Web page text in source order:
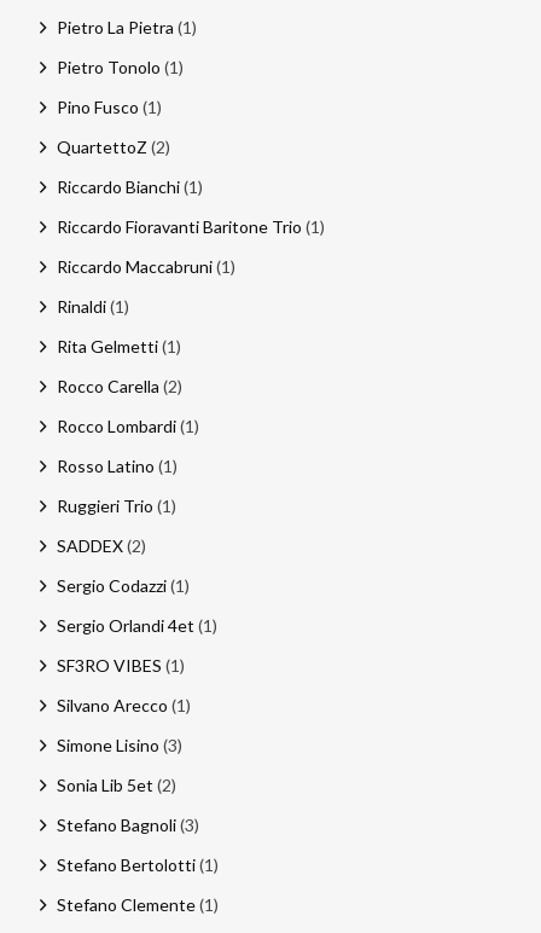
Pietro La Pietra (1)
Pietro Tonolo (1)
Pino Fusco (1)
QuartettoZ (2)
Riccardo Bianchi(1)
Riccardo Fioravanti Baritone Trio (1)
Riccardo Maccabruni(1)
Rinaldi(1)
Rita Gelmetti(1)
Rocco Carella (2)
Rocco Lombardi(1)
Rosso Latino (1)
Ruggieri Trio (1)
SADDEX(2)
Sergio Codazzi(1)
Sergio Orlandi 4et (1)
SF3RO VIBES (1)
Silvano Arecco (1)
Simone Lisino (3)
Sonia Lib 5et (2)
Stefano Bagnoli(3)
Stefano Bertolotti(1)
Stefano Clemente(1)